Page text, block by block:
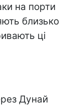
на порти
близько
ці
Дунай